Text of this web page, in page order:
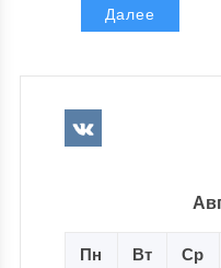
Далее
Пн Вт Ср